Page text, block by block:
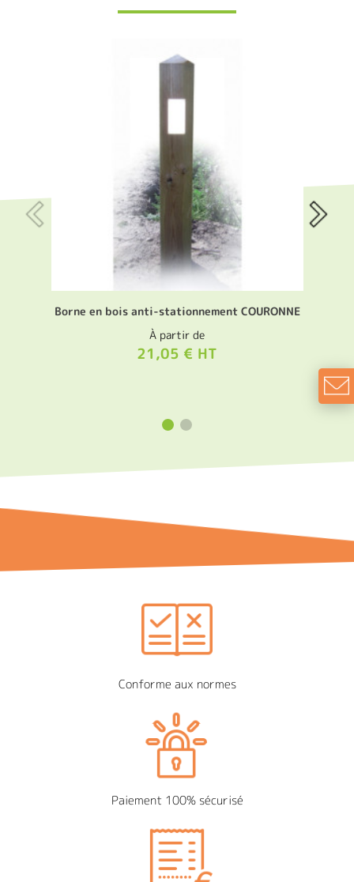
Borne en bois anti-stationnement COURONNE
À partir de
21,05 € HT
Conforme aux normes
Paiement 100% sécurisé